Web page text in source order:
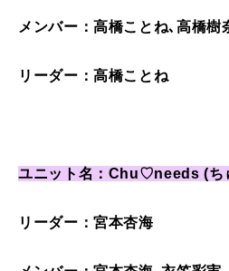
メンバー：高橋ことね､高橋樹
リーダー：高橋ことね
ユニット名：Chu♡needs (ち
リーダー：宮本杏海